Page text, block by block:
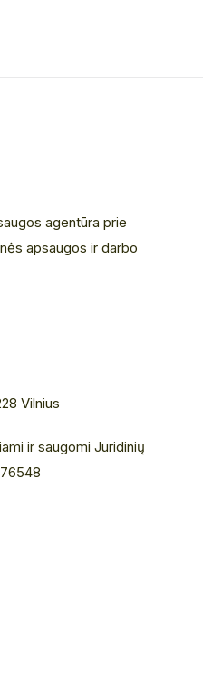
agentūra prie
apsaugos ir darbo
Vilnius
ir saugomi Juridinių